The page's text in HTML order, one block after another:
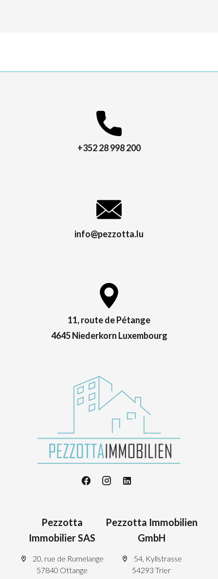
+352 28 998 200
info@pezzotta.lu
11, route de Pétange
4645 Niederkorn Luxembourg
Pezzotta
Immobilier SAS
20, rue de Rumelange
57840 Ottange
Pezzotta Immobilien
GmbH
54, Kyllstrasse
54293 Trier